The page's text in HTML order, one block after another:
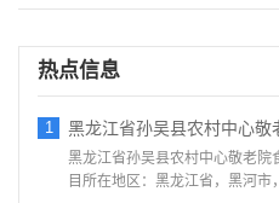
热点信息
1 黑龙江省孙吴县农村中心敬
黑龙江省孙吴县农村中心敬老院
目所在地区：黑龙江省，黑河市